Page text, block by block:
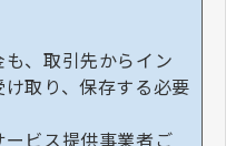
、取引先からイン
取り、保存する必要
ビス提供事業者ご